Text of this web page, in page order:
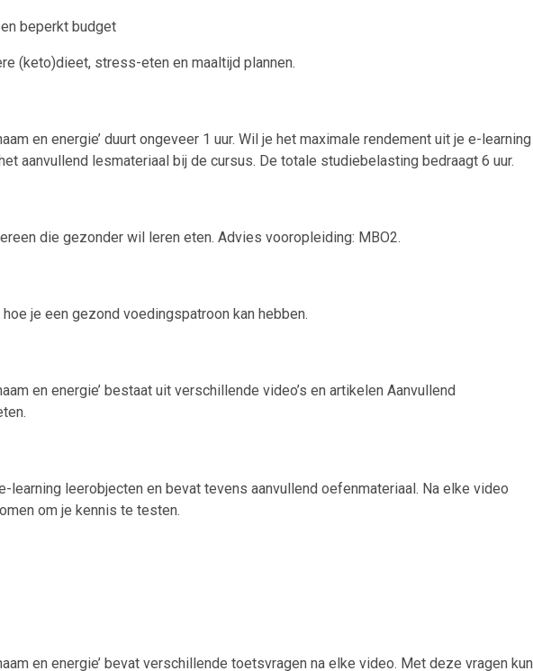
beperkt budget
(keto)dieet, stress-eten en maaltijd plannen.
en energie’ duurt ongeveer 1 uur. Wil je het maximale rendement uit je e-learning
aanvullend lesmateriaal bij de cursus. De totale studiebelasting bedraagt 6 uur.
die gezonder wil leren eten. Advies vooropleiding: MBO2.
je een gezond voedingspatroon kan hebben.
en energie’ bestaat uit verschillende video’s en artikelen Aanvullend
leerobjecten en bevat tevens aanvullend oefenmateriaal. Na elke video
om je kennis te testen.
en energie’ bevat verschillende toetsvragen na elke video. Met deze vragen kun